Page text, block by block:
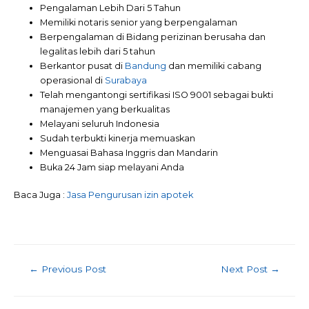
Pengalaman Lebih Dari 5 Tahun
Memiliki notaris senior yang berpengalaman
Berpengalaman di Bidang perizinan berusaha dan
legalitas lebih dari 5 tahun
Berkantor pusat di Bandung dan memiliki cabang
operasional di Surabaya
Telah mengantongi sertifikasi ISO 9001 sebagai bukti
manajemen yang berkualitas
Melayani seluruh Indonesia
Sudah terbukti kinerja memuaskan
Menguasai Bahasa Inggris dan Mandarin
Buka 24 Jam siap melayani Anda
Baca Juga : Jasa Pengurusan izin apotek
← Previous Post Next Post →